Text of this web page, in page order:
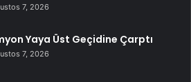
7, 2026
Yaya Üst Geçidine Çarptı
7, 2026